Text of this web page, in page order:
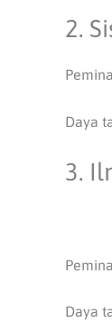
2.
Daya
3.
Daya